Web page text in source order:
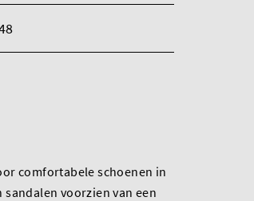
comfortabele schoenen in
voorzien van een